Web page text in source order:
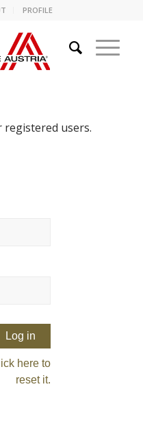
PROFILE
users.
here to
reset it.